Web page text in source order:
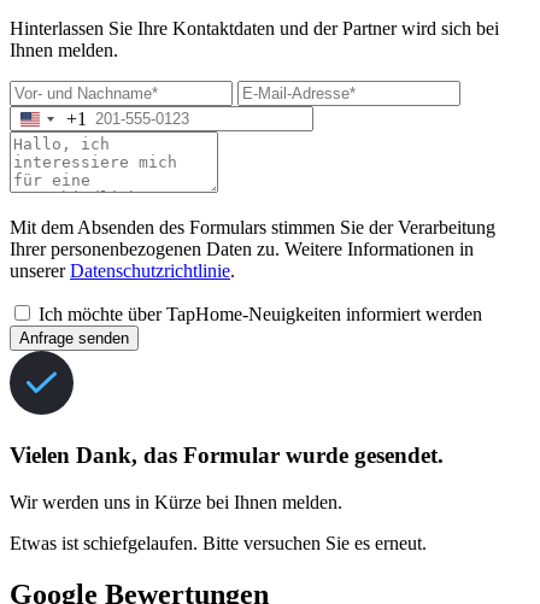
Hinterlassen Sie Ihre Kontaktdaten und der Partner wird sich bei
Ihnen melden.
+1
Mit dem Absenden des Formulars stimmen Sie der Verarbeitung
Ihrer personenbezogenen Daten zu. Weitere Informationen in
unsererDatenschutzrichtlinie.
Ich möchte über TapHome-Neuigkeiten informiert werden
Anfrage senden
Vielen Dank, das Formular wurde gesendet.
Wir werden uns in Kürze bei Ihnen melden.
Etwas ist schiefgelaufen. Bitte versuchen Sie es erneut.
Google Bewertungen